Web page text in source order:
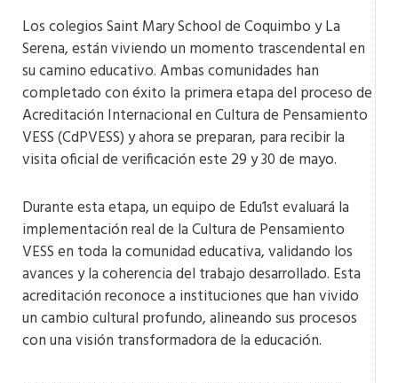
Los colegios Saint Mary School de Coquimbo y La
Serena, están viviendo un momento trascendental en
su camino educativo. Ambas comunidades han
completado con éxito la primera etapa del proceso de
Acreditación Internacional en Cultura de Pensamiento
VESS (CdPVESS) y ahora se preparan, para recibir la
visita oficial de verificación este 29 y 30 de mayo.
Durante esta etapa, un equipo de Edu1st evaluará la
implementación real de la Cultura de Pensamiento
VESS en toda la comunidad educativa, validando los
avances y la coherencia del trabajo desarrollado. Esta
acreditación reconoce a instituciones que han vivido
un cambio cultural profundo, alineando sus procesos
con una visión transformadora de la educación.